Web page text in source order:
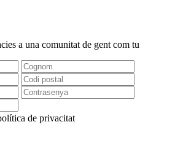
a una comunitat de gent com tu
de privacitat